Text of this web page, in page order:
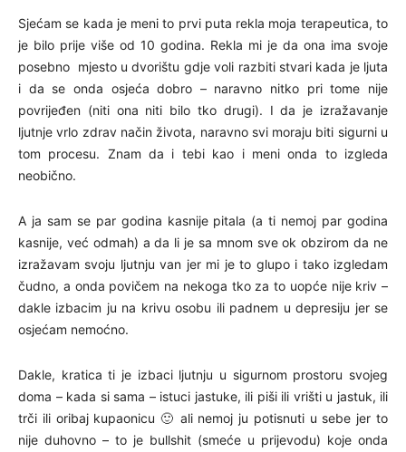
Sjećam se kada je meni to prvi puta rekla moja terapeutica, to
je bilo prije više od 10 godina. Rekla mi je da ona ima svoje
posebno mjesto u dvorištu gdje voli razbiti stvari kada je ljuta
i da se onda osjeća dobro – naravno nitko pri tome nije
povrijeđen (niti ona niti bilo tko drugi). I da je izražavanje
ljutnje vrlo zdrav način života, naravno svi moraju biti sigurni u
tom procesu. Znam da i tebi kao i meni onda to izgleda
neobično.
A ja sam se par godina kasnije pitala (a ti nemoj par godina
kasnije, već odmah) a da li je sa mnom sve ok obzirom da ne
izražavam svoju ljutnju van jer mi je to glupo i tako izgledam
čudno, a onda povičem na nekoga tko za to uopće nije kriv –
dakle izbacim ju na krivu osobu ili padnem u depresiju jer se
osjećam nemoćno.
Dakle, kratica ti je izbaci ljutnju u sigurnom prostoru svojeg
doma – kada si sama – istuci jastuke, ili piši ili vrišti u jastuk, ili
trči ili oribaj kupaonicu 🙂 ali nemoj ju potisnuti u sebe jer to
nije duhovno – to je bullshit (smeće u prijevodu) koje onda